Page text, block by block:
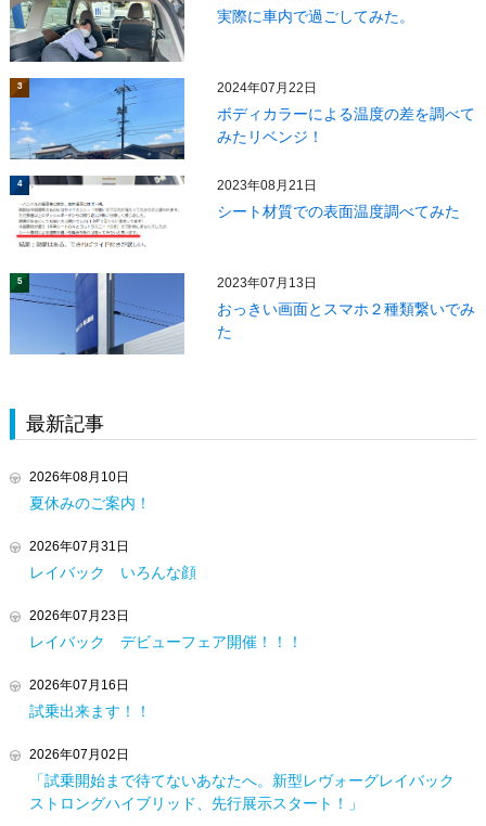
実際に車内で過ごしてみた。
3 2024年07月22日
ボディカラーによる温度の差を調べて
みたリベンジ！
4 2023年08月21日
シート材質での表面温度調べてみた
5 2023年07月13日
おっきい画面とスマホ２種類繋いでみ
た
最新記事
2026年08月10日
夏休みのご案内！
2026年07月31日
レイバック いろんな顔
2026年07月23日
レイバック デビューフェア開催！！！
2026年07月16日
試乗出来ます！！
2026年07月02日
「試乗開始まで待てないあなたへ。新型レヴォーグレイバック
ストロングハイブリッド、先行展示スタート！」